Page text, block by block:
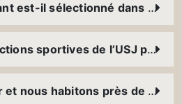
Comment un étudiant est-il sélectionné dans une sélection sportive ?
Est-ce que les sélections sportives de l’USJ participent à des tournois à l’international ?
J’ai une petite sœur et nous habitons près de l’USJ, est-ce qu’il y a des programmes d’entraînements et de compétitions pour les enfants ?